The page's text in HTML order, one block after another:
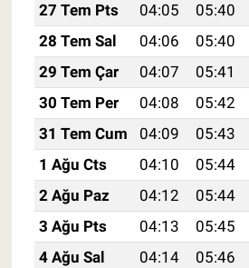
27 Tem Pts
04:05 05:40
28 Tem Sal
04:06 05:40
29 Tem Çar
04:07 05:41
30 Tem Per
04:08 05:42
31 Tem Cum
04:09 05:43
1 Ağu Cts
04:10 05:44
2 Ağu Paz
04:12 05:44
3 Ağu Pts
04:13 05:45
4 Ağu Sal
04:14 05:46